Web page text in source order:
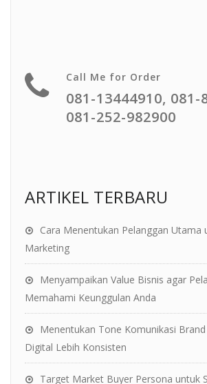
Call Me for Order
081-13444910, 081-
081-252-982900
ARTIKEL TERBARU
Cara Menentukan Pelanggan Utama
Marketing
Menyampaikan Value Bisnis agar
Memahami Keunggulan Anda
Menentukan Tone Komunikasi
Digital Lebih Konsisten
Target Market Buyer Persona untuk